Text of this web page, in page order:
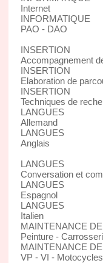
Internet
INFORMATIQUE
PAO - DAO
INSERTION
Accompagnement
INSERTION
Elaboration de
INSERTION
Techniques de
LANGUES
Allemand
LANGUES
Anglais
LANGUES
Conversation et
LANGUES
Espagnol
LANGUES
Italien
MAINTENANCE
Peinture -
MAINTENANCE
VP - VI - Motocycles